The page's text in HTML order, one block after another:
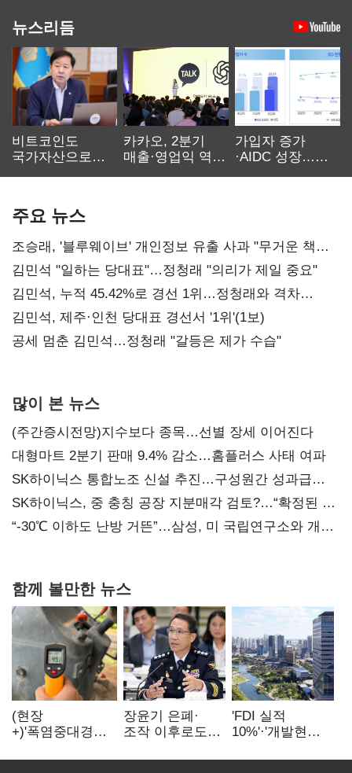
뉴스리듬
비트코인도
국가자산으로…'
카카오, 2분기
매출·영업익 역대
가입자 증가
·AIDC 성장…
주요 뉴스
조승래, '블루웨이브' 개인정보 유출 사과 "무거운 책임
통감"
김민석 "일하는 당대표"…정청래 "의리가 제일 중요"
김민석, 누적 45.42%로 경선 1위…정청래와 격차
0.86%p(2보)
김민석, 제주·인천 당대표 경선서 '1위'(1보)
공세 멈춘 김민석…정청래 "갈등은 제가 수습"
많이 본 뉴스
(주간증시전망)지수보다 종목…선별 장세 이어진다
대형마트 2분기 판매 9.4% 감소…홈플러스 사태 여파
SK하이닉스 통합노조 신설 추진…구성원간 성과급
불만 확산
SK하이닉스, 중 충칭 공장 지분매각 검토?…“확정된 바
없어”
“-30℃ 이하도 난방 거뜬”…삼성, 미 국립연구소와 개발
함께 볼만한 뉴스
(현장
+)'폭염중대경보'
이주노동자는
장윤기 은폐·
조작 이후로도
내부비위…경찰
'FDI 실적
10%'·'개발현안
인천경제청장